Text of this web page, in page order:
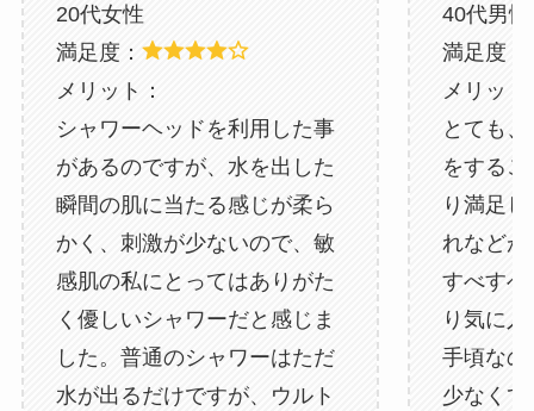
20代女性
満足度：
メリット：
シャワーヘッドを利用した事
があるのですが、水を出した
瞬間の肌に当たる感じが柔ら
かく、刺激が少ないので、敏
感肌の私にとってはありがた
く優しいシャワーだと感じま
した。普通のシャワーはただ
水が出るだけですが、ウルト
40代男性
満足度：
メリット
とても
をする
り満足
れなどが
すべすべ
り気に
手頃なの
少なく